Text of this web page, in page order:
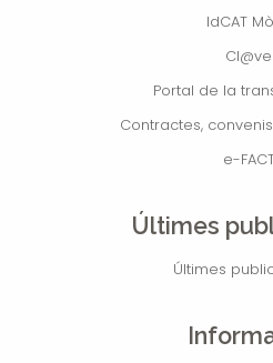
IdCAT
Cl@ve
Portal de la
Contractes,
e-
Últimes
Últimes